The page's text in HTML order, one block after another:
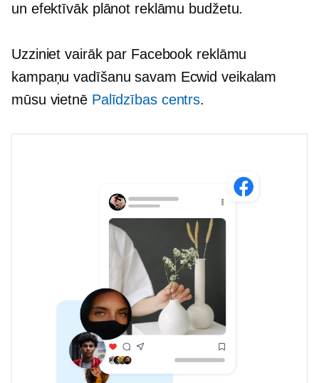
un efektīvāk plānot reklāmu budžetu.
Uzziniet vairāk par Facebook reklāmu
kampaņu vadīšanu savam Ecwid veikalam
mūsu vietnē Palīdzības centrs.